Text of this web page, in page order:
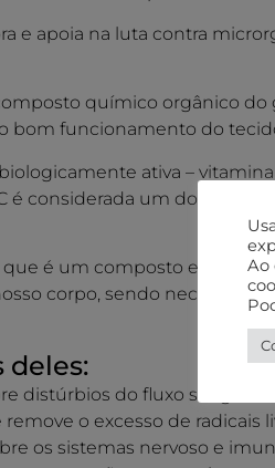
e apoia na luta contra
químico orgânico
bom funcionamento do
ativa –
é considerada um dos
é um composto
corpo, sendo
deles:
distúrbios do fluxo sanguíneo
o excesso de radicais
os sistemas nervoso e
Ao